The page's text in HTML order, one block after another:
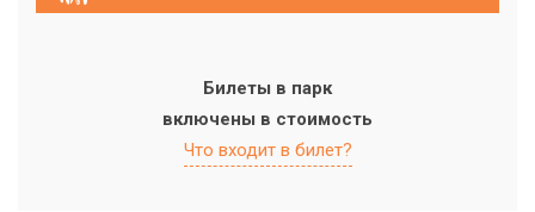
Билеты в парк
включены в стоимость
Что входит в билет?